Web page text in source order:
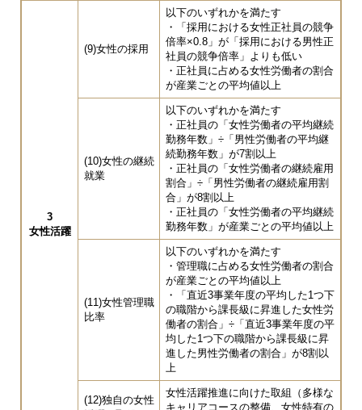
3
女性活躍
(9)女性の採用
以下のいずれかを満たす
・「採用における女性正社員の競争
倍率×0.8」が「採用における男性正
社員の競争倍率」よりも低い
・正社員に占める女性労働者の割合
が産業ごとの平均値以上
(10)女性の継続
就業
以下のいずれかを満たす
・正社員の「女性労働者の平均継続
勤務年数」÷「男性労働者の平均継
続勤務年数」が7割以上
・正社員の「女性労働者の継続雇用
割合」÷「男性労働者の継続雇用割
合」が8割以上
・正社員の「女性労働者の平均継続
勤務年数」が産業ごとの平均値以上
(11)女性管理職
比率
以下のいずれかを満たす
・管理職に占める女性労働者の割合
が産業ごとの平均値以上
・「直近3事業年度の平均した1つ下
の職階から課長級に昇進した女性労
働者の割合」÷「直近3事業年度の平
均した1つ下の職階から課長級に昇
進した男性労働者の割合」が8割以
上
(12)独自の女性
女性活躍推進に向けた取組（多様な
キャリアコースの整備、女性特有の